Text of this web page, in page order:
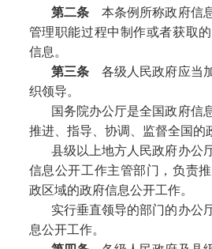
第二条 本条例所称政府信
管理职能过程中制作或者获取
信息。
第三条各级人民政府应当
织领导。
国务院办公厅是全国政府信
推进、指导、协调、监督全国的
县级以上地方人民政府办公
信息公开工作主管部门，负责
政区域的政府信息公开工作。
实行垂直领导的部门的办公
息公开工作。